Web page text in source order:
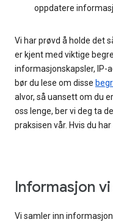
oppdatere
Vi har prøvd å holde det
er kjent med viktige
informasjonskapsler, IP-
bør du lese om disse
alvor, så uansett om du
oss lenge, ber vi deg ta
praksisen vår. Hvis du
Informasjon
Vi samler inn